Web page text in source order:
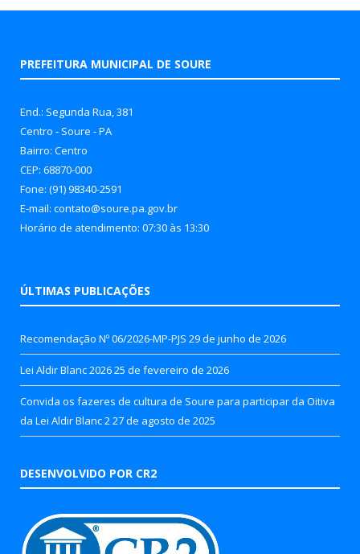
PREFEITURA MUNICIPAL DE SOURE
End.: Segunda Rua, 381
Centro - Soure - PA
Bairro: Centro
CEP: 68870-000
Fone: (91) 98340-2591
E-mail: contato@soure.pa.gov.br
Horário de atendimento: 07:30 às 13:30
ÚLTIMAS PUBLICAÇÕES
Recomendação Nº 06/2026-MP-PJS 29 de junho de 2026
Lei Aldir Blanc 202625 de fevereiro de 2026
Convida os fazeres de cultura de Soure para participar da Oitiva
da Lei Aldir Blanc 2 27 de agosto de 2025
DESENVOLVIDO POR CR2